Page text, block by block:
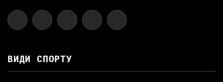
ВИДИ СПОРТУ